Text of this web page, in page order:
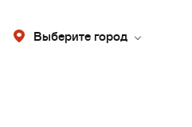
Выберите город